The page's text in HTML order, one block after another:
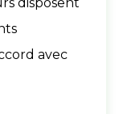
avec